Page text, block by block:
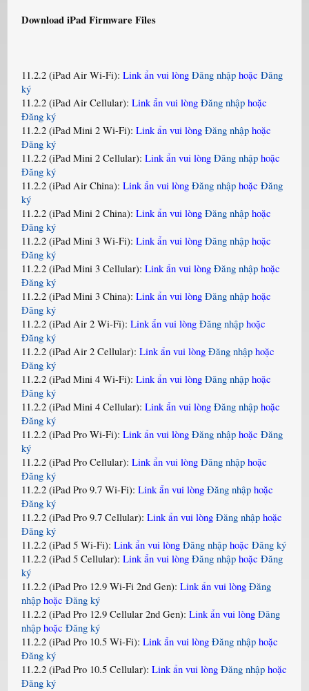
Download iPad Firmware Files
11.2.2 (iPad Air Wi-Fi): Link ẩn vui lòng Đăng nhập hoặc Đăng
ký
11.2.2 (iPad Air Cellular): Link ẩn vui lòng Đăng nhập hoặc
Đăng ký
11.2.2 (iPad Mini 2 Wi-Fi): Link ẩn vui lòng Đăng nhập hoặc
Đăng ký
11.2.2 (iPad Mini 2 Cellular): Link ẩn vui lòng Đăng nhập hoặc
Đăng ký
11.2.2 (iPad Air China): Link ẩn vui lòng Đăng nhập hoặc Đăng
ký
11.2.2 (iPad Mini 2 China): Link ẩn vui lòng Đăng nhập hoặc
Đăng ký
11.2.2 (iPad Mini 3 Wi-Fi): Link ẩn vui lòng Đăng nhập hoặc
Đăng ký
11.2.2 (iPad Mini 3 Cellular): Link ẩn vui lòng Đăng nhập hoặc
Đăng ký
11.2.2 (iPad Mini 3 China): Link ẩn vui lòng Đăng nhập hoặc
Đăng ký
11.2.2 (iPad Air 2 Wi-Fi): Link ẩn vui lòng Đăng nhập hoặc
Đăng ký
11.2.2 (iPad Air 2 Cellular): Link ẩn vui lòng Đăng nhập hoặc
Đăng ký
11.2.2 (iPad Mini 4 Wi-Fi): Link ẩn vui lòng Đăng nhập hoặc
Đăng ký
11.2.2 (iPad Mini 4 Cellular): Link ẩn vui lòng Đăng nhập hoặc
Đăng ký
11.2.2 (iPad Pro Wi-Fi): Link ẩn vui lòng Đăng nhập hoặc Đăng
ký
11.2.2 (iPad Pro Cellular): Link ẩn vui lòng Đăng nhập hoặc
Đăng ký
11.2.2 (iPad Pro 9.7 Wi-Fi): Link ẩn vui lòng Đăng nhập hoặc
Đăng ký
11.2.2 (iPad Pro 9.7 Cellular): Link ẩn vui lòng Đăng nhập hoặc
Đăng ký
11.2.2 (iPad 5 Wi-Fi): Link ẩn vui lòng Đăng nhập hoặc Đăng ký
11.2.2 (iPad 5 Cellular): Link ẩn vui lòng Đăng nhập hoặc Đăng
ký
11.2.2 (iPad Pro 12.9 Wi-Fi 2nd Gen): Link ẩn vui lòng Đăng
nhập hoặc Đăng ký
11.2.2 (iPad Pro 12.9 Cellular 2nd Gen): Link ẩn vui lòng Đăng
nhập hoặc Đăng ký
11.2.2 (iPad Pro 10.5 Wi-Fi): Link ẩn vui lòng Đăng nhập hoặc
Đăng ký
11.2.2 (iPad Pro 10.5 Cellular): Link ẩn vui lòng Đăng nhập hoặc
Đăng ký